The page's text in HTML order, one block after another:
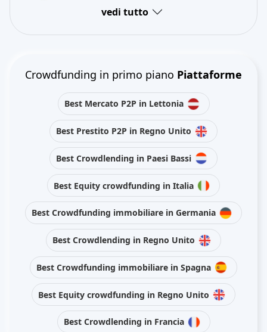
vedi tutto
Crowdfunding in primo piano Piattaforme
Best Mercato P2P in Lettonia
Best Prestito P2P in Regno Unito
Best Crowdlending in Paesi Bassi
Best Equity crowdfunding in Italia
Best Crowdfunding immobiliare in Germania
Best Crowdlending in Regno Unito
Best Crowdfunding immobiliare in Spagna
Best Equity crowdfunding in Regno Unito
Best Crowdlending in Francia